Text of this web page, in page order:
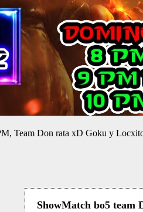
Team Don rata xD Goku y
ShowMatch bo5 team